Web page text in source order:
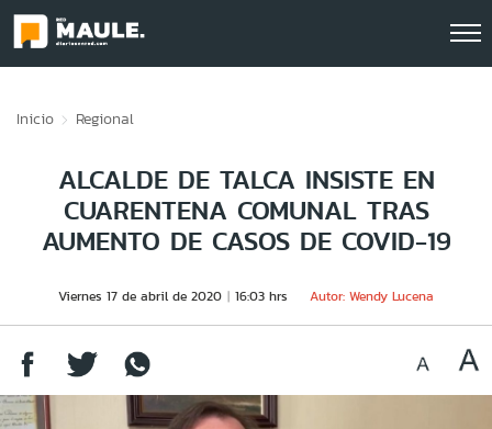
Inicio Regional
ALCALDE DE TALCA INSISTE EN
CUARENTENA COMUNAL TRAS
AUMENTO DE CASOS DE COVID-19
Viernes 17 de abril de 2020 16:03 hrs Autor: Wendy Lucena